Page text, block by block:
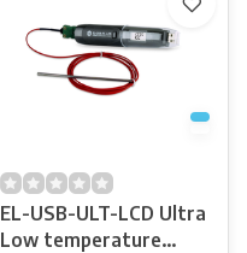
EL-USB-ULT-LCD Ultra
Low temperature